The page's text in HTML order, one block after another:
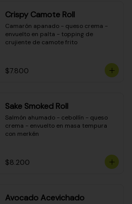
Crispy Camote Roll
Camarón apanado - queso crema -
envuelto en palta - topping de
crujiente de camote frito
$7.800
Sake Smoked Roll
Salmón ahumado - cebollín - queso
crema - envuelto en masa tempura
con merkén
$8.200
Avocado Acevichado